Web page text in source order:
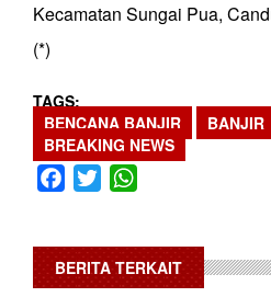
Kecamatan Sungai Pua,
(*)
TAGS
BENCANA BANJIR
BANJIR
BREAKING NEWS
Facebook
Twitter
BERITA TERKAIT